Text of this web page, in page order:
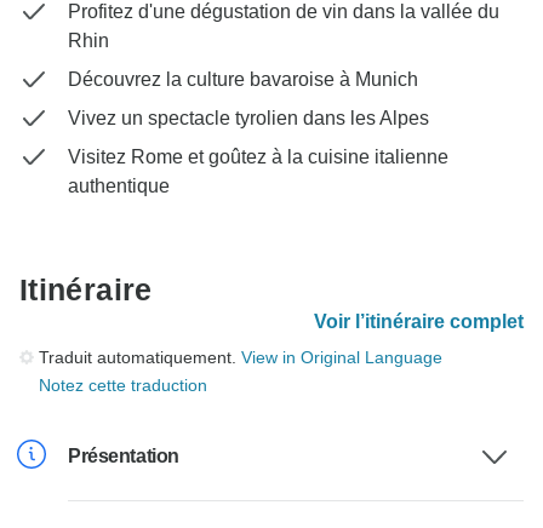
Profitez d'une dégustation de vin dans la vallée du
Rhin
Découvrez la culture bavaroise à Munich
Vivez un spectacle tyrolien dans les Alpes
Visitez Rome et goûtez à la cuisine italienne
authentique
Itinéraire
Voir l’itinéraire complet
Traduit automatiquement. View in Original Language
Notez cette traduction
Présentation